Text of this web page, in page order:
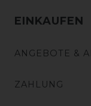
EINKAUFEN
ANGEBOTE &
ZAHLUNG